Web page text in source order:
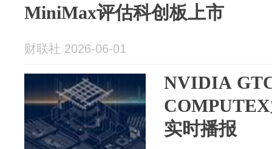
MiniMax评估科创板上市
财联社 2026-06-01
NVIDIA
实时播报